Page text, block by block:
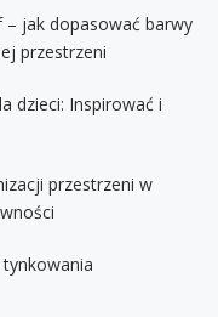
– jak dopasować barwy
przestrzeni
dzieci: Inspirować i
przestrzeni w